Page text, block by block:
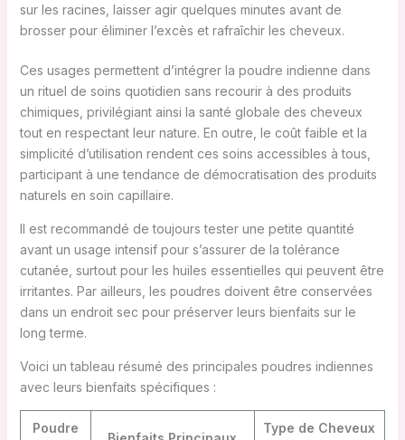
sur les racines, laisser agir quelques minutes avant de
brosser pour éliminer l’excès et rafraîchir les cheveux.
Ces usages permettent d’intégrer la poudre indienne dans
un rituel de soins quotidien sans recourir à des produits
chimiques, privilégiant ainsi la santé globale des cheveux
tout en respectant leur nature. En outre, le coût faible et la
simplicité d’utilisation rendent ces soins accessibles à tous,
participant à une tendance de démocratisation des produits
naturels en soin capillaire.
Il est recommandé de toujours tester une petite quantité
avant un usage intensif pour s’assurer de la tolérance
cutanée, surtout pour les huiles essentielles qui peuvent être
irritantes. Par ailleurs, les poudres doivent être conservées
dans un endroit sec pour préserver leurs bienfaits sur le
long terme.
Voici un tableau résumé des principales poudres indiennes
avec leurs bienfaits spécifiques :
Poudre Type de Cheveux